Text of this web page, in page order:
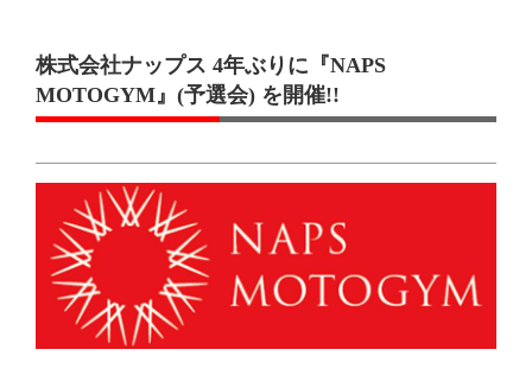
株式会社ナップス 4年ぶりに『NAPS
MOTOGYM』(予選会) を開催!!